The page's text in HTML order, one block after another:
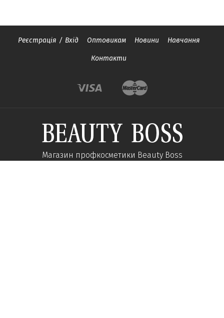
Реєстрація / Вхід Оптовикам Новини Навчання
Контакти
Магазин профкосметики Beauty Boss